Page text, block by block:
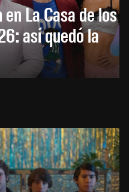
La Casa de los
así quedó la